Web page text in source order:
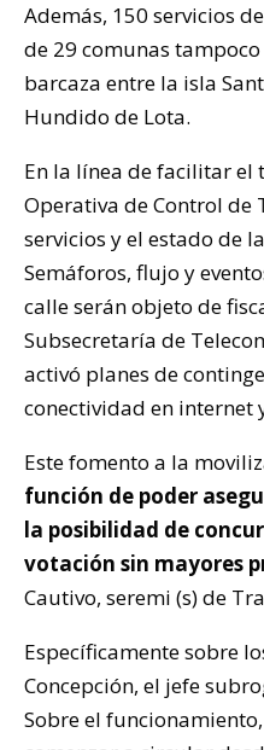
Además, 150 servicios
de 29 comunas
barcaza entre la isla
Hundido de Lota.
En la línea de facilitar
Operativa de Control de
servicios y el estado de
Semáforos, flujo y
calle serán objeto de
Subsecretaría de
activó planes de
conectividad en internet
Este fomento a la
función de poder
la posibilidad de
votación sin mayores
Cautivo, seremi (s) de
Específicamente sobre
Concepción, el jefe
Sobre el